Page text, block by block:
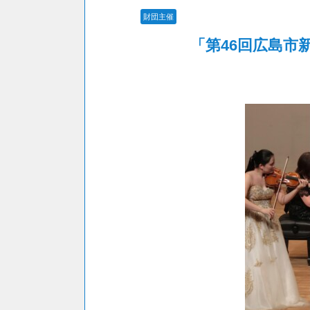
財団主催
「第46回広島市